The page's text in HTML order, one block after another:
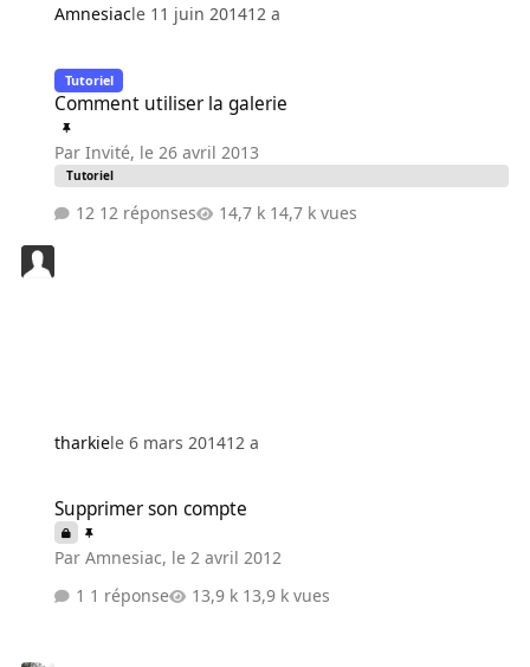
Amnesiacle 11 juin 201412 a
Tutoriel
Comment utiliser la galerie
ParInvité, le 26 avril 2013
Tutoriel
12 réponses 14,7 k vues
tharkiele 6 mars 201412 a
Supprimer son compte
ParAmnesiac, le 2 avril 2012
1 réponse
13,9 k vues